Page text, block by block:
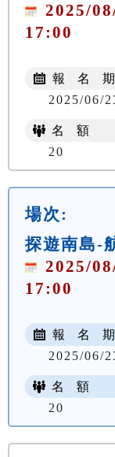
2025/
17:00
報 名
2025/06/
名 額
20
場次:
探遊南島-
2025/
17:00
報 名
2025/06/
名 額
20